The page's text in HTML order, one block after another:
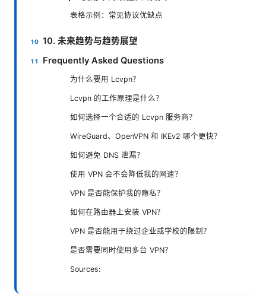
表格示例：常见协议优缺点
10. 未来趋势与趋势展望
Frequently Asked Questions
为什么要用 Lcvpn？
Lcvpn 的工作原理是什么？
如何选择一个合适的 Lcvpn 服务商？
WireGuard、OpenVPN 和 IKEv2 哪个更快？
如何避免 DNS 泄漏？
使用 VPN 会不会降低我的网速？
VPN 是否能保护我的隐私？
如何在路由器上安装 VPN？
VPN 是否能用于绕过企业或学校的限制？
是否需要同时使用多台 VPN？
Sources: